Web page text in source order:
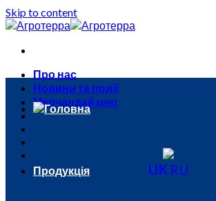
Skip to content
Про нас
Новини та події
Мерчандайзинг
UK RU
Головна
Продукція